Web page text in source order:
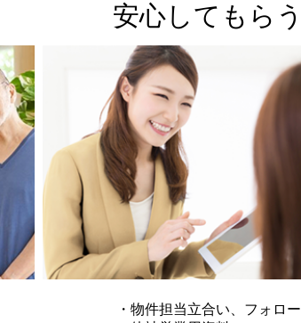
安心してもらう
・物件担当立合い、フォロー